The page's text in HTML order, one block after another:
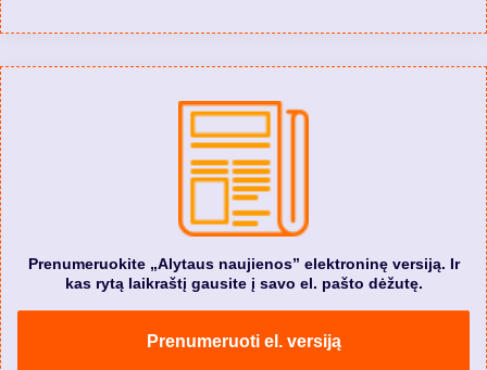
Prenumeruokite „Alytaus naujienos” elektroninę versiją. Ir
kas rytą laikraštį gausite į savo el. pašto dėžutę.
Prenumeruoti el. versiją